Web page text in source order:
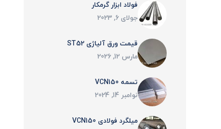
فولاد ابزار گرمکار
جولای 6, 2023
قیمت ورق آلیاژی ST52
مارس 12, 2026
تسمه VCN150
نوامبر 14, 2024
میلگرد فولادی VCN150